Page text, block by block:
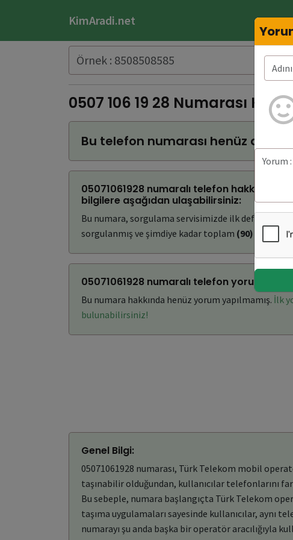
KimAradi.net
0507 106 19 28 Numarası
Bu telefon numarası henüz
05071061928 numaralı telefon hakkında
bilgilere aşağıdan ulaşabilirsiniz:
Bu numara, sorgulama servisimizde ilk defa
sorgulanmış ve şimdiye kadar toplam (90) kez
05071061928 numaralı telefon yorumları:
Bu numara hakkında henüz yorum yapılmamış. İlk
bulunabilirsiniz!
Genel Bilgi:
05071061928 numarası, Türk Telekom mobil
taşınabilir olduğundan, kullanıcılar telefonlarını
Bu sebeple, numara başlangıçta Türk Telekom
taşıma uygulamaları sayesinde kullanıcılar, aynı
numarayı şu anda başka bir operatör aracılığıyla